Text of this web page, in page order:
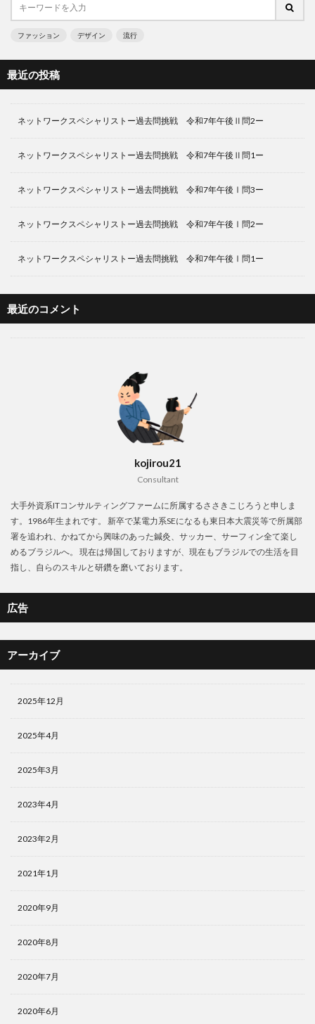
ファッション デザイン 流行
最近の投稿
ネットワークスペシャリストー過去問挑戦 令和7年午後Ⅱ問2ー
ネットワークスペシャリストー過去問挑戦 令和7年午後Ⅱ問1ー
ネットワークスペシャリストー過去問挑戦 令和7年午後Ⅰ問3ー
ネットワークスペシャリストー過去問挑戦 令和7年午後Ⅰ問2ー
ネットワークスペシャリストー過去問挑戦 令和7年午後Ⅰ問1ー
最近のコメント
kojirou21
Consultant
大手外資系ITコンサルティングファームに所属するささきこじろうと申しま
す。1986年生まれです。 新卒で某電力系SEになるも東日本大震災等で所属部
署を追われ、かねてから興味のあった鍼灸、サッカー、サーフィン全て楽し
めるブラジルへ。 現在は帰国しておりますが、現在もブラジルでの生活を目
指し、自らのスキルと研鑽を磨いております。
広告
アーカイブ
2025年12月
2025年4月
2025年3月
2023年4月
2023年2月
2021年1月
2020年9月
2020年8月
2020年7月
2020年6月